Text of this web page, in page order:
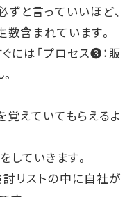
と言っていいほど、
含まれています。
には「プロセス❸：販
覚えていてもらえるよ
していきます。
討リストの中に自社が